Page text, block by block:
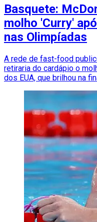
Basquete:
molho 'Curry'
nas Olimpíadas
A rede de fast-food
retiraria do cardápio o
dos EUA, que brilhou na